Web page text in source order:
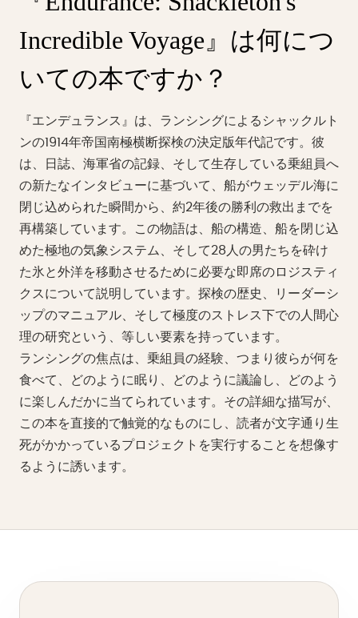
Incredible Voyage』は何につ
いての本ですか？
『エンデュランス』は、ランシングによるシャックルト
ンの1914年帝国南極横断探検の決定版年代記です。彼
は、日誌、海軍省の記録、そして生存している乗組員へ
の新たなインタビューに基づいて、船がウェッデル海に
閉じ込められた瞬間から、約2年後の勝利の救出までを
再構築しています。この物語は、船の構造、船を閉じ込
めた極地の気象システム、そして28人の男たちを砕け
た氷と外洋を移動させるために必要な即席のロジスティ
クスについて説明しています。探検の歴史、リーダーシ
ップのマニュアル、そして極度のストレス下での人間心
理の研究という、等しい要素を持っています。
ランシングの焦点は、乗組員の経験、つまり彼らが何を
食べて、どのように眠り、どのように議論し、どのよう
に楽しんだかに当てられています。その詳細な描写が、
この本を直接的で触覚的なものにし、読者が文字通り生
死がかかっているプロジェクトを実行することを想像す
るように誘います。